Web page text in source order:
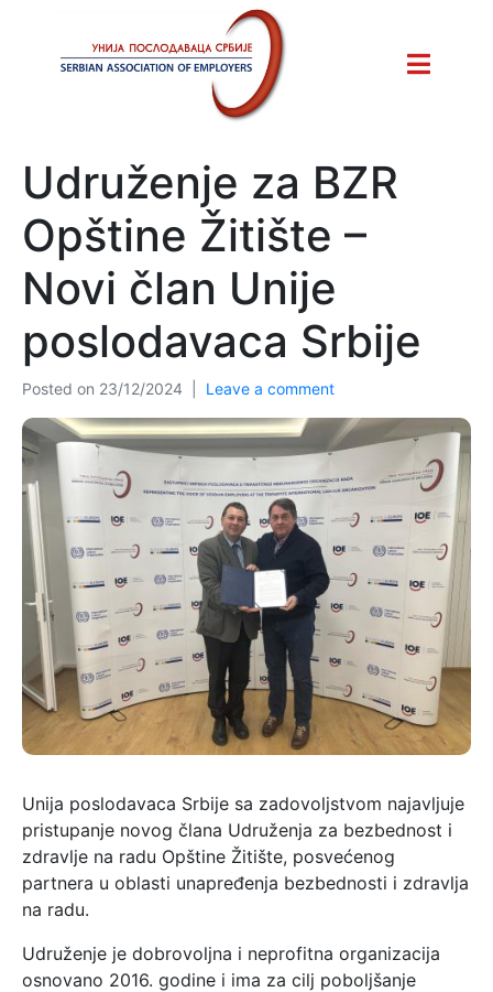
Udruženje za BZR
Opštine Žitište –
Novi član Unije
poslodavaca Srbije
Posted on 23/12/2024 Leave a comment
Unija poslodavaca Srbije sa zadovoljstvom najavljuje
pristupanje novog člana Udruženja za bezbednost i
zdravlje na radu Opštine Žitište, posvećenog
partnera u oblasti unapređenja bezbednosti i zdravlja
na radu.
Udruženje je dobrovoljna i neprofitna organizacija
osnovano 2016. godine i ima za cilj poboljšanje